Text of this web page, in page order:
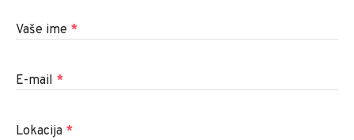
Vaše ime *
E-mail *
Lokacija *